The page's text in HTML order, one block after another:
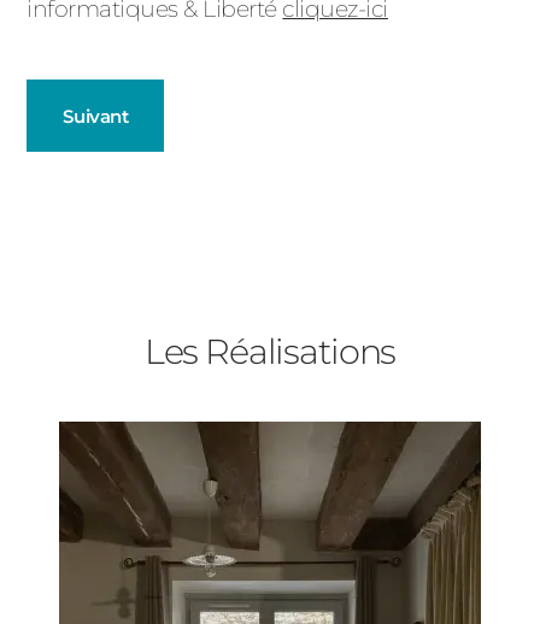
informatiques & Liberté cliquez-ici
Suivant
Volets Roulants
Pergolas
Type de logement
Pavillon
Appartement
Autre
Les Réalisations